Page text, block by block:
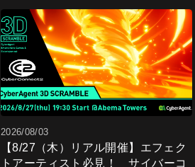
2026/08/03
【8/27（木）リアル開催】エフェク
トアーティスト必見！ サイバーコ